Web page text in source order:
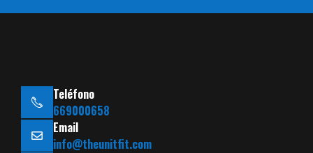
Teléfono
669000658
Email
info@theunitfit.com